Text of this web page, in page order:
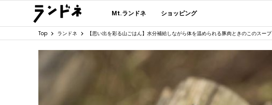
Mt.ランドネ ショッピング
Top ランドネ 【思い出を彩る山ごはん】水分補給しながら体を温められる豚肉ときのこのスープ